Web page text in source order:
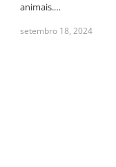
animais.…
setembro 18, 2024